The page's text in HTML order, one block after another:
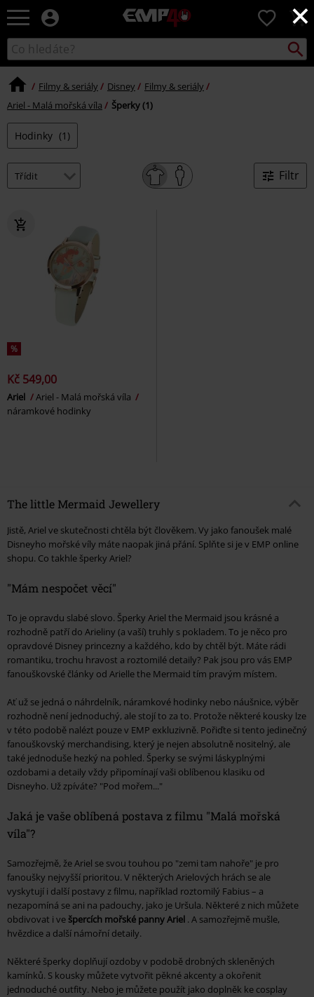
×
EMP
Hudba,
filmy
&
móda
0
Katalog
vyhledávání
Filmy & seriály Disney
Filmy & seriály
Ariel - Malá mořská víla
Šperky (1)
Hodinky (1)
Filtr
%
Kč 549,00
Ariel
Ariel - Malá mořská víla
náramkové hodinky
The little Mermaid Jewellery
Jistě, Ariel ve skutečnosti chtěla být člověkem. Vy jako fanoušek malé
Disneyho mořské víly máte naopak jiná přání. Splňte si je v EMP online
shopu. Co takhle šperky Ariel?
"Mám nespočet věcí"
To je opravdu slabé slovo. Šperky Ariel the Mermaid jsou krásné a
rozhodně patří do Arieliny (a vaší) truhly s pokladem. To je něco pro
opravdové Disney princezny a každého, kdo by chtěl být. Máte rádi
romantiku, trochu hravost a roztomilé detaily? Pak jsou pro vás EMP
fanouškovské články od Arielle the Mermaid tím pravým místem.
Ať už se jedná o náhrdelník, náramkové hodinky nebo náušnice, výběr
rozhodně není jednoduchý, ale stojí to za to. Protože některé kousky lze
v této podobě nalézt pouze v EMP exkluzivně. Pořiďte si tento jedinečný
fanouškovský merchandising, který je nejen absolutně nositelný, ale
také jednoduše hezký na pohled. Šperky se svými láskyplnými
ozdobami a detaily vždy připomínají vaši oblíbenou klasiku od
Disneyho. Už zpíváte? "Pod mořem..."
Jaká je vaše oblíbená postava z filmu "Malá mořská
víla"?
Samozřejmě, že Ariel se svou touhou po "zemi tam nahoře" je pro
fanoušky nejvyšší prioritou. V některých Arielových hrách se ale
vyskytují i další postavy z filmu, například roztomilý Fabius – a
nezapomíná se ani na padouchy, jako je Uršula. Některé z nich můžete
obdivovat i ve špercích mořské panny Ariel . A samozřejmě mušle,
hvězdice a další námořní detaily.
Některé šperky doplňují ozdoby v podobě drobných skleněných
kamínků. S kousky můžete vytvořit pěkné akcenty a okořenit
jednoduché outfity. Nebo je můžete použít jako doplněk ke cosplay